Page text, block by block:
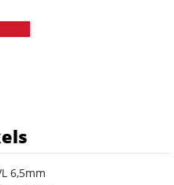
6,5mm